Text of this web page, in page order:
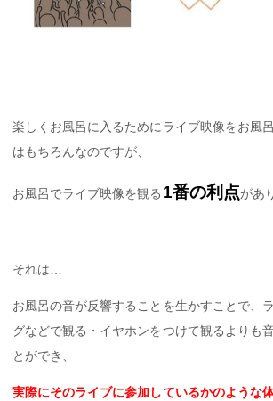
楽しくお風呂に入るためにライブ映像をお風
はもちろんなのですが、
お風呂でライブ映像を観る 1番の利点があ
それは…
お風呂の音が反響することを生かすことで、
グなどで観る・イヤホンをつけて観るよりも
とができ、
実際にそのライブに参加しているかのような